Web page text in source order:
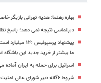
بهاره رهنما: هدیه تهرانی بازیگر
دیپلماسی نتیجه‌ نمی دهد؛ پاسخ
ما بیشتر از خرید جدید این باشگاه
اسرائیل برای حمله به ایران
شروط ۶گانه دبیر شورای عالی امنیت ملی برای بازگشایی تنگه هرمز